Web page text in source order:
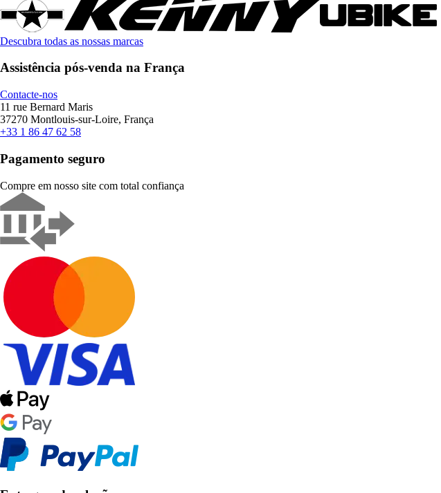
Descubra todas as nossas marcas
Assistência pós-venda na França
Contacte-nos
11 rue Bernard Maris
37270 Montlouis-sur-Loire, França
+33 1 86 47 62 58
Pagamento seguro
Compre em nosso site com total confiança